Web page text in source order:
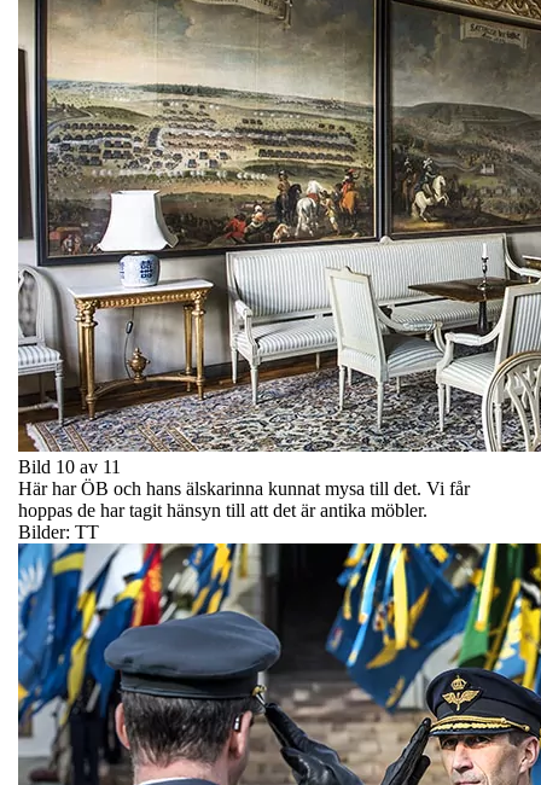
Bild 10 av 11
Här har ÖB och hans älskarinna kunnat mysa till det. Vi får
hoppas de har tagit hänsyn till att det är antika möbler.
Bilder: TT